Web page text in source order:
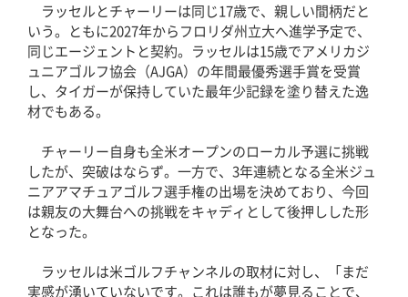
ラッセルとチャーリーは同じ17歳で、親しい間柄だと
いう。ともに2027年からフロリダ州立大へ進学予定で、
同じエージェントと契約。ラッセルは15歳でアメリカジ
ュニアゴルフ協会（AJGA）の年間最優秀選手賞を受賞
し、タイガーが保持していた最年少記録を塗り替えた逸
材でもある。
チャーリー自身も全米オープンのローカル予選に挑戦
したが、突破はならず。一方で、3年連続となる全米ジュ
ニアアマチュアゴルフ選手権の出場を決めており、今回
は親友の大舞台への挑戦をキャディとして後押しした形
となった。
ラッセルは米ゴルフチャンネルの取材に対し、「まだ
実感が湧いていないです。これは誰もが夢見ることで、